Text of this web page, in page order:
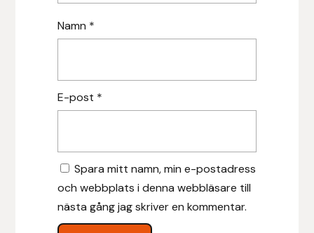
Namn *
E-post *
Spara mitt namn, min e-postadress
och webbplats i denna webbläsare till
nästa gång jag skriver en kommentar.